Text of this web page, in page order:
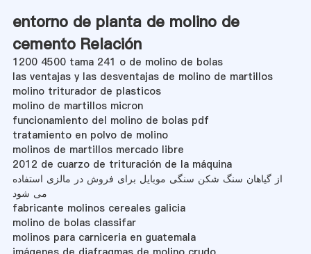
entorno de planta de molino de
cemento Relación
1200 4500 tama 241 o de molino de bolas
las ventajas y las desventajas de molino de martillos
molino triturador de plasticos
molino de martillos micron
funcionamiento del molino de bolas pdf
tratamiento en polvo de molino
molinos de martillos mercado libre
2012 de cuarzo de trituración de la máquina
از گیاهان سنگ شکن سنگی موبایل برای فروش در مالزی استفاده
می شود
fabricante molinos cereales galicia
molino de bolas classifar
molinos para carniceria en guatemala